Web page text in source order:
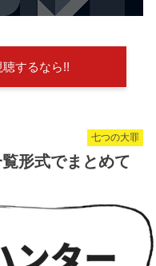
するなら!!
七つの大罪
形式でまとめて